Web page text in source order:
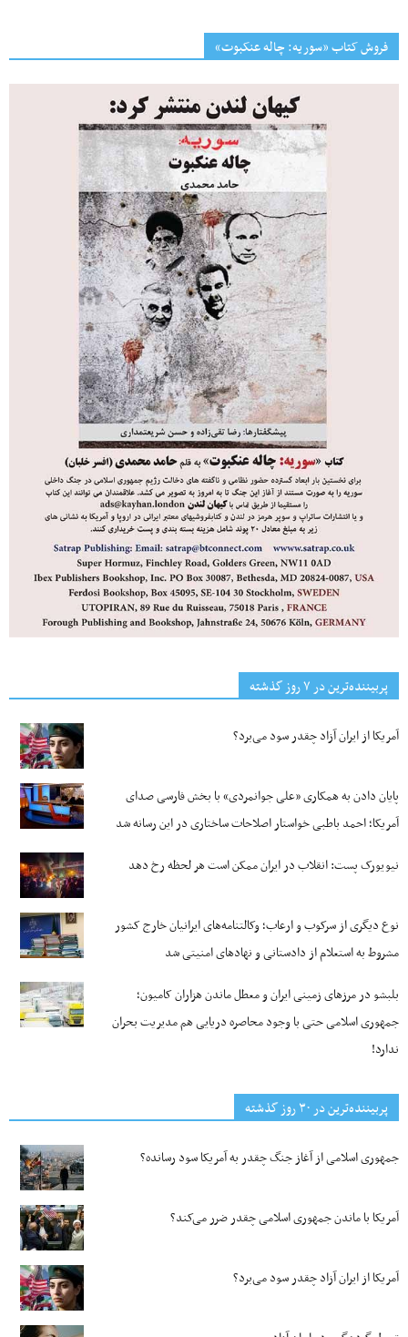
فروش کتاب «سوریه: چاله عنکبوت»
پربیننده‌ترین‌ در ۷ روز گذشته
آمریکا از ایران آزاد چقدر سود می‌برد؟
پایان دادن به همکاری «علی جوانمردی» با بخش فارسی صدای
آمریکا؛ احمد باطبی خواستار اصلاحات ساختاری در این رسانه شد
نیویورک پست: انقلاب در ایران ممکن است هر لحظه رخ دهد
نوع دیگری از سرکوب و ارعاب؛ وکالتنامه‌های ایرانیان خارج کشور
مشروط به استعلام از دادستانی و نهادهای امنیتی شد
بلبشو در مرزهای زمینی ایران و معطل ماندن هزاران کامیون؛
جمهوری اسلامی حتی با وجود محاصره دریایی هم مدیریت بحران
ندارد!
پربیننده‌ترین‌ در ۳۰ روز گذشته
جمهوری اسلامی از آغاز جنگ چقدر به آمریکا سود رسانده؟
آمریکا با ماندن جمهوری اسلامی چقدر ضرر می‌کند؟
آمریکا از ایران آزاد چقدر سود می‌برد؟